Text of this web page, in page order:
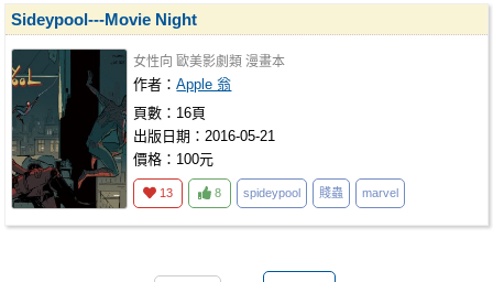
Sideypool---Movie Night
女性向 歐美影劇類 漫畫本
作者：Apple 翁
頁數：16頁
出版日期：2016-05-21
價格：100元
13 8 spideypool 賤蟲 marvel